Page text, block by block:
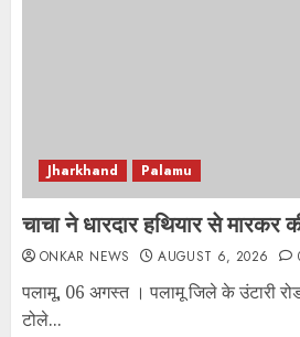
Jharkhand Palamu
चाचा ने धारदार हथियार से मारकर
ONKAR NEWS AUGUST 6, 2026
पलामू, 06 अगस्त । पलामू जिले के उंटारी
टोले...